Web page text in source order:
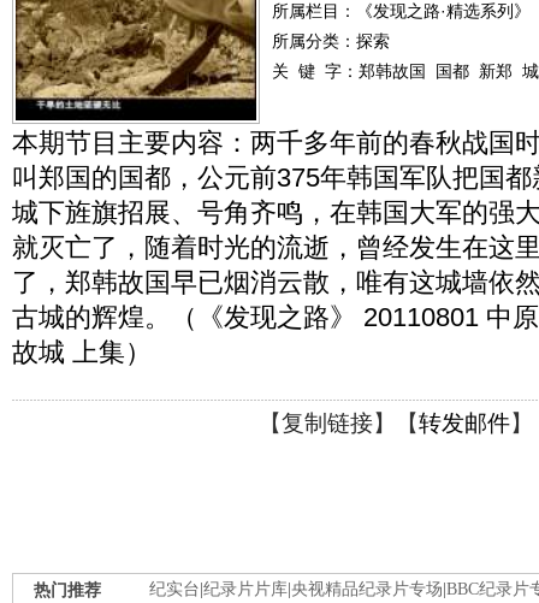
所属栏目：
《发现之路·精选系列》
所属分类：探索
关 键 字： 郑韩故国 国都 新郑
本期节目主要内容：两千多年前的春秋战国
叫郑国的国都，公元前375年韩国军队把国
城下旌旗招展、号角齐鸣，在韩国大军的强
就灭亡了，随着时光的流逝，曾经发生在这
了，郑韩故国早已烟消云散，唯有这城墙依
古城的辉煌。（《发现之路》 20110801 中
故城 上集）
【复制链接】【转发邮件】
纪实台 纪录片片库 央视精品纪录片专场 BBC纪录片
热门推荐